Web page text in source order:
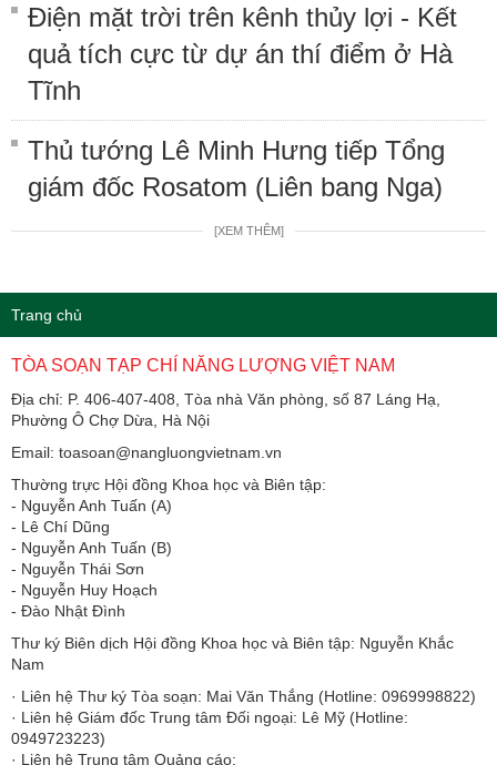
Điện mặt trời trên kênh thủy lợi - Kết
quả tích cực từ dự án thí điểm ở Hà
Tĩnh
Thủ tướng Lê Minh Hưng tiếp Tổng
giám đốc Rosatom (Liên bang Nga)
[XEM THÊM]
Trang chủ
TÒA SOẠN TẠP CHÍ NĂNG LƯỢNG VIỆT NAM
Địa chỉ: P. 406-407-408, Tòa nhà Văn phòng, số 87 Láng Hạ,
Phường Ô Chợ Dừa, Hà Nội
Email: toasoan@nangluongvietnam.vn
Thường trực Hội đồng Khoa học và Biên tập:
​​​​​​- Nguyễn Anh Tuấn (A)
- Lê Chí Dũng
- Nguyễn Anh Tuấn (B)
- Nguyễn Thái Sơn
- Nguyễn Huy Hoạch
- Đào Nhật Đình
Thư ký Biên dịch Hội đồng Khoa học và Biên tập: Nguyễn Khắc
Nam
· Liên hệ Thư ký Tòa soạn: Mai Văn Thắng (Hotline: 0969998822)
· Liên hệ Giám đốc Trung tâm Đối ngoại: Lê Mỹ (Hotline:
0949723223)
· Liên hệ Trung tâm Quảng cáo: